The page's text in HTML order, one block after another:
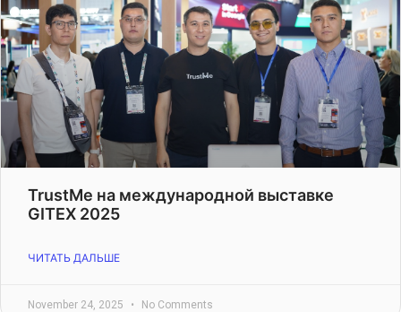
TrustMe на международной выставке
GITEX 2025
ЧИТАТЬ ДАЛЬШЕ
November 24, 2025 No Comments